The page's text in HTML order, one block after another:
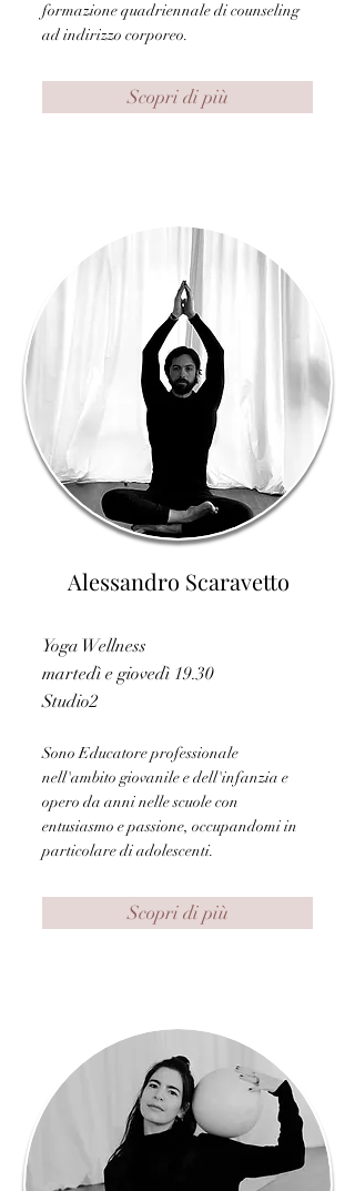
formazione quadriennale di counseling
ad indirizzo corporeo.
Scopri di più
Alessandro Scaravetto
Yoga Wellness
martedì e giovedì 19.30
Studio2
Sono Educatore professionale
nell'ambito giovanile e dell'infanzia e
opero da anni nelle scuole con
entusiasmo e passione, occupandomi in
particolare di adolescenti.
Scopri di più